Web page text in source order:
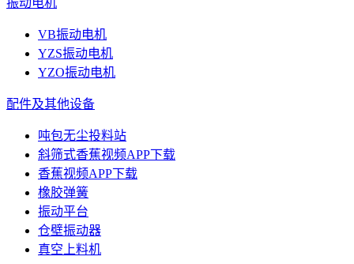
VB振动电机
YZS振动电机
YZO振动电机
配件及其他设备
吨包无尘投料站
斜筛式香蕉视频APP下载
香蕉视频APP下载
橡胶弹簧
振动平台
仓壁振动器
真空上料机